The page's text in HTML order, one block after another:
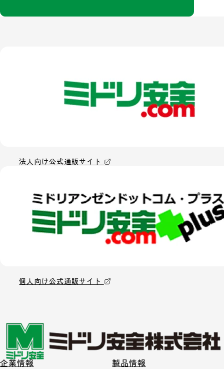
法人向け公式通販サイト
個人向け公式通販サイト
企業情報 製品情報